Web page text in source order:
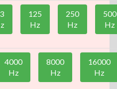
125
Hz
250
Hz
500
Hz
4000
Hz
8000
Hz
16000
Hz